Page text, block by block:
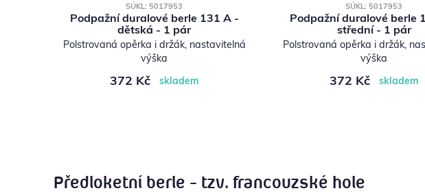
SÚKL: 5017953
Podpažní duralové berle 131 A -
dětská - 1 pár
Polstrovaná opěrka i držák, nastavitelná
výška
372 Kč skladem
SÚKL: 5017953
Podpažní duralové berle
střední - 1 pár
Polstrovaná opěrka i držák,
výška
372 Kč skladem
Předloketní berle - tzv. francouzské hole